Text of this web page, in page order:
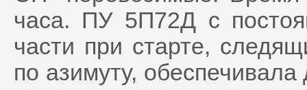
часа. ПУ 5П72Д с
части при старте,
по азимуту,